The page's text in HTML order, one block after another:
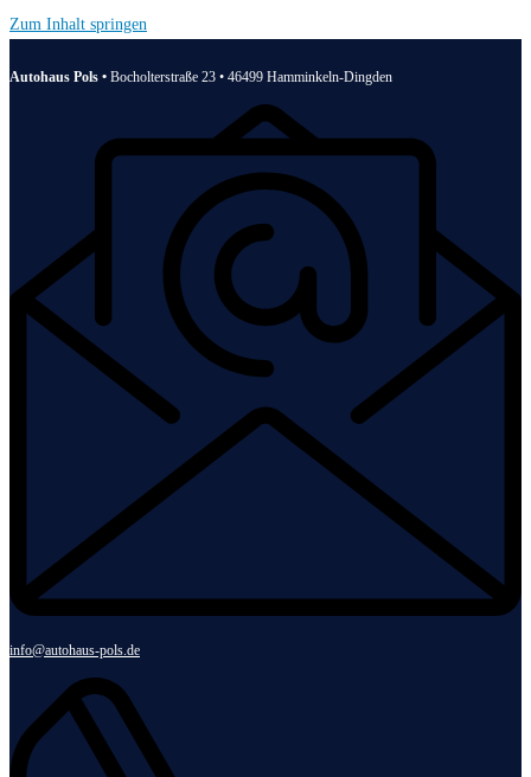
Zum Inhalt springen
Autohaus Pols • Bocholterstraße 23 • 46499 Hamminkeln-Dingden
info@autohaus-pols.de